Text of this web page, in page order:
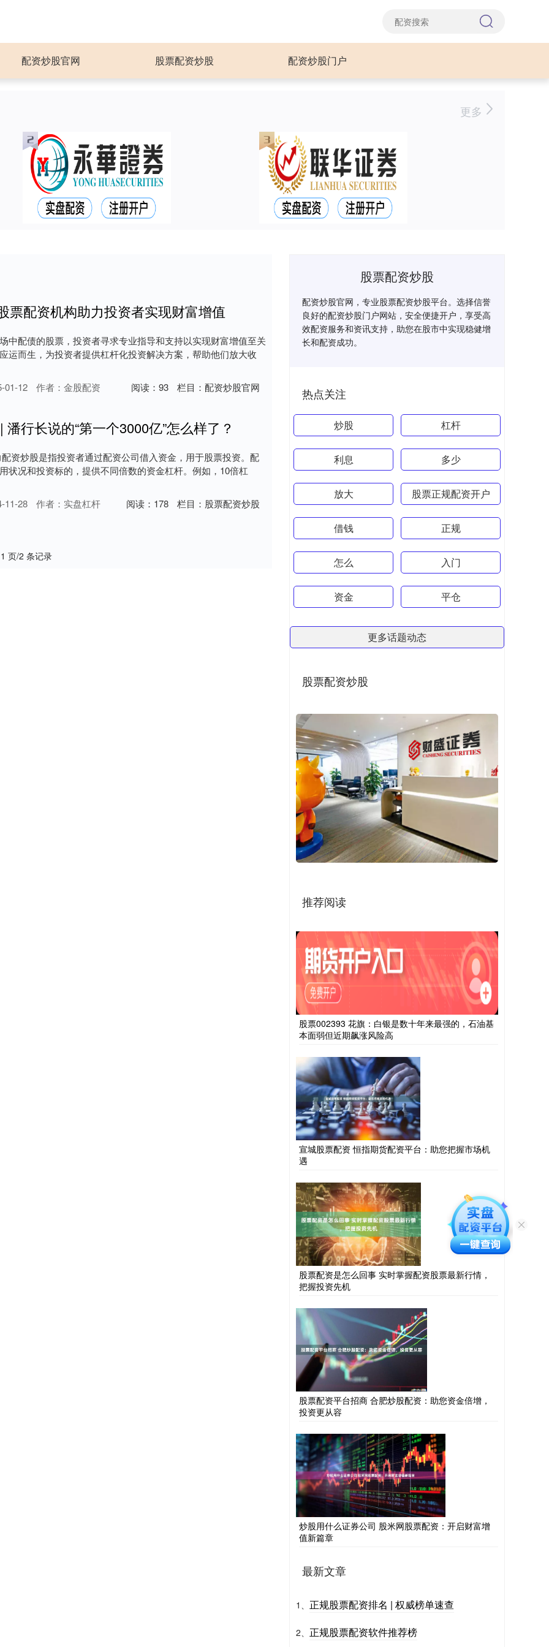
配资炒股官网 股票配资炒股 配资炒股门户
更多
票配资机构助力投资者实现财富增值
中配债的股票，投资者寻求专业指导和支持以实现财富增值至关
运而生，为投资者提供杠杆化投资解决方案，帮助他们放大收
01-12 作者：金股配资 阅读： 93 栏目： 配资炒股官网
行长说的“第一个3000亿”怎么样了？
资炒股是指投资者通过配资公司借入资金，用于股票投资。配
状况和投资标的，提供不同倍数的资金杠杆。例如，10倍杠
11-28 作者：实盘杠杆 阅读： 178 栏目： 股票配资炒股
页/2 条记录
股票配资炒股
配资炒股官网，专业股票配资炒股平台。选择信誉
良好的配资炒股门户网站，安全便捷开户，享受高
效配资服务和资讯支持，助您在股市中实现稳健增
长和配资成功。
热点关注
炒股 杠杆
利息 多少
放大 股票正规配资开户
借钱 正规
怎么 入门
资金 平仓
更多话题动态
股票配资炒股
推荐阅读
股票002393 花旗：白银是数十年来最强的，石油基
本面弱但近期飙涨风险高
宣城股票配资 恒指期货配资平台：助您把握市场机
遇
股票配资是怎么回事 实时掌握配资股票最新行情，
把握投资先机
股票配资平台招商 合肥炒股配资：助您资金倍增，
投资更从容
炒股用什么证券公司 股米网股票配资：开启财富增
值新篇章
最新文章
1、 正规股票配资排名 | 权威榜单速查
2、 正规股票配资软件推荐榜